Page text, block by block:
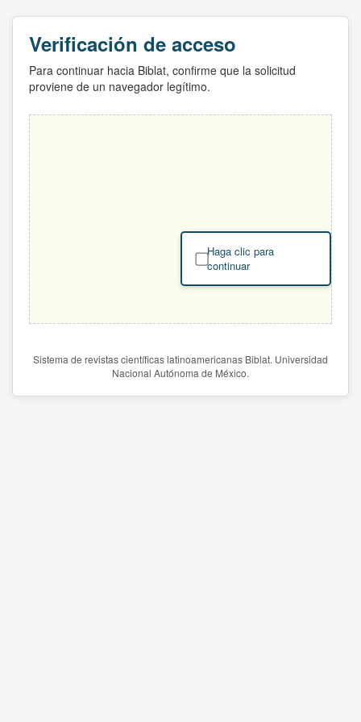
Verificación de acceso
Para continuar hacia Biblat, confirme que la solicitud
proviene de un navegador legítimo.
Haga clic para
continuar
Sistema de revistas científicas latinoamericanas Biblat. Universidad
Nacional Autónoma de México.